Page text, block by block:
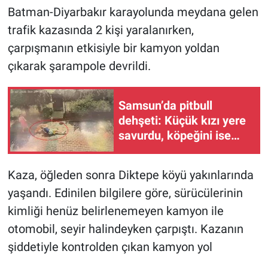
Batman-Diyarbakır karayolunda meydana gelen
trafik kazasında 2 kişi yaralanırken,
çarpışmanın etkisiyle bir kamyon yoldan
çıkarak şarampole devrildi.
Samsun’da pitbull
dehşeti: Küçük kızı yere
savurdu, köpeğini ise
Kaza, öğleden sonra Diktepe köyü yakınlarında
yaşandı. Edinilen bilgilere göre, sürücülerinin
kimliği henüz belirlenemeyen kamyon ile
otomobil, seyir halindeyken çarpıştı. Kazanın
şiddetiyle kontrolden çıkan kamyon yol